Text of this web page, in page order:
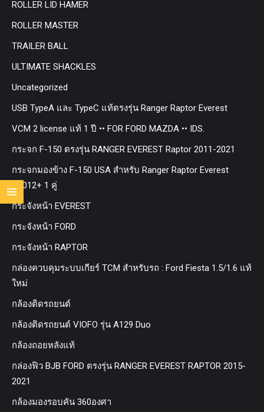
ROLLER LID HAMER
ROLLER MASTER
TRAILER BALL
ULTIMATE SHACKLES
Uncategorized
USB TypeA และ TypeC แท้ตรงรุ่น Ranger Raptor Everest
VCM 2 license แท้ 1 ปี •• FOR FORD MAZDA •• IDS.
กระจก F-150 ตรงรุ่น RANGER EVEREST Raptor 2011-2021
กระจกมองข้าง F-150 USA สำหรับ Ranger Raptor Everest
ปี2012+ 1 คู่
กระจังหน้า EVEREST
กระจังหน้า FORD
กระจังหน้า RAPTOR
กล่องควบคุมระบบเกียร์ TCM สำหรับรถ : Ford Fiesta 1.5/1.6 แท้
ใหม่
กล้องติดรถยนต์
กล้องติดรถยนต์ VIOFO รุ่น A129 Duo
กล้องถอยหลังแท้
กล่องฟิว BJB FORD ตรงรุ่น RANGER EVEREST RAPTOR 2015-
2021
กล้องมองรอบคัน 360องศา